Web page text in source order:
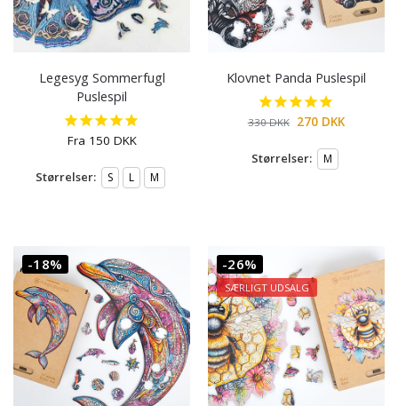
Legesyg Sommerfugl
Puslespil
Fra 150 DKK
Størrelser: S L M
Klovnet Panda Puslespil
330DKK 270 DKK
Størrelser: M
-18% -26%
SÆRLIGT UDSALG